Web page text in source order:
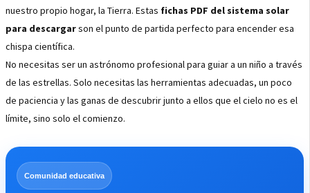
nuestro propio hogar, la Tierra. Estas fichas PDF del sistema solar
para descargarson el punto de partida perfecto para encender esa
chispa científica.
No necesitas ser un astrónomo profesional para guiar a un niño a través
de las estrellas. Solo necesitas las herramientas adecuadas, un poco
de paciencia y las ganas de descubrir junto a ellos que el cielo no es el
límite, sino solo el comienzo.
Comunidad educativa